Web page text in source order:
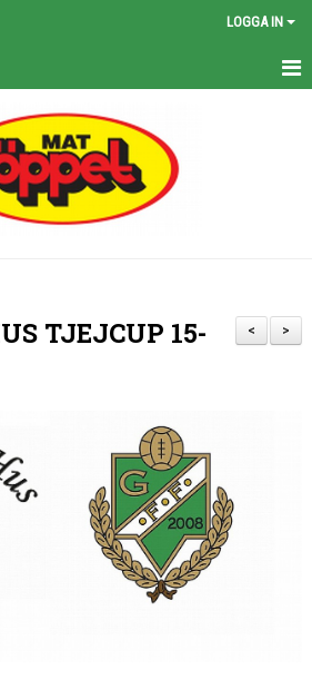
LOGGA IN
>
<
TJEJCUP 15-